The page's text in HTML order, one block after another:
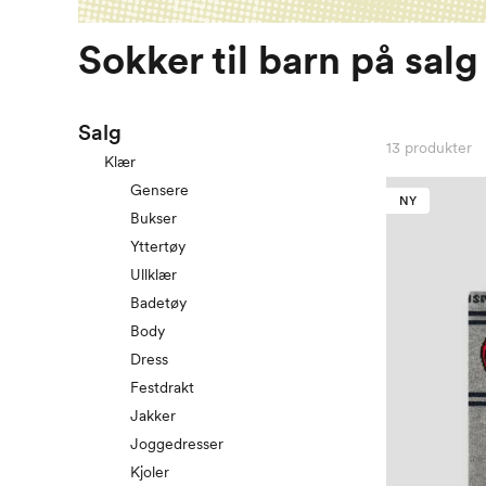
Sokker til barn på salg
Salg
Klær
Gensere
Bukser
Yttertøy
Ullklær
Badetøy
Body
Dress
Festdrakt
Jakker
Joggedresser
Kjoler
13 produkter
NY